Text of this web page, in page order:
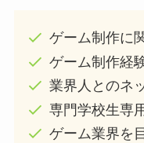
ゲーム制作に
ゲーム制作経
業界人とのネ
専門学校生専
ゲーム業界を